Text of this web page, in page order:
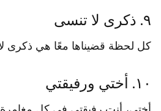
٩. ذكرى لا تنسى
كل لحظة قضيناها معًا هي ذكرى
١٠. أختي ورفيقتي